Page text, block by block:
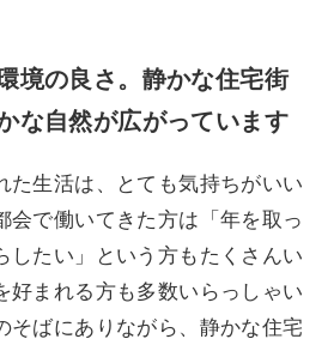
境の良さ。静かな住宅街
な自然が広がっています
た生活は、とても気持ちがいい
会で働いてきた方は「年を取っ
したい」という方もたくさんい
好まれる方も多数いらっしゃい
そばにありながら、静かな住宅